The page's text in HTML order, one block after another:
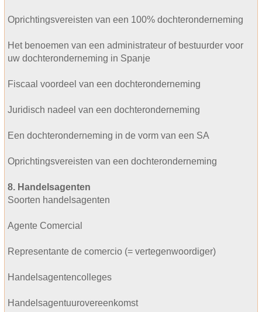
Oprichtingsvereisten van een 100% dochteronderneming
Het benoemen van een administrateur of bestuurder voor
uw dochteronderneming in Spanje
Fiscaal voordeel van een dochteronderneming
Juridisch nadeel van een dochteronderneming
Een dochteronderneming in de vorm van een SA
Oprichtingsvereisten van een dochteronderneming
8. Handelsagenten
Soorten handelsagenten
Agente Comercial
Representante de comercio (= vertegenwoordiger)
Handelsagentencolleges
Handelsagentuurovereenkomst